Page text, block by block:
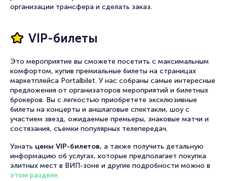
организации трансфера и сделать заказ.
VIP-билеты
Это мероприятие вы сможете посетить с максимальным
комфортом, купив премиальные билеты на страницах
маркетплейса Portalbilet. У нас собраны самые интересные
предложения от организаторов мероприятий и билетных
брокеров. Вы с легкостью приобретете эксклюзивные
билеты на концерты и аншлаговые спектакли, шоу с
участием звезд, ожидаемые премьеры, знаковые матчи и
состязания, съемки популярных телепередач.
Узнать цены VIP-билетов, а также получить детальную
информацию об услугах, которые предполагает покупка
элитных мест в ВИП-зоне и другие подробности можно в
этом разделе.